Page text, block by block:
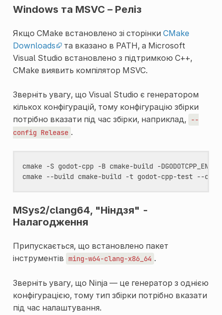
Windows та MSVC – Реліз
Якщо CMake встановлено зі сторінки CMake
Downloads
та вказано в PATH, а Microsoft
Visual Studio встановлено з підтримкою C++,
CMake виявить компілятор MSVC.
Зверніть увагу, що Visual Studio є генератором
кількох конфігурацій, тому конфігурацію збірки
потрібно вказати під час збірки, наприклад,
--
config Release .
cmake -S godot-cpp -B cmake-build
-
cmake --build cmake-build -t godot-cpp-test --
MSys2/clang64, "Ніндзя" -
Налагодження
Припускається, що встановлено пакет
інструментів ming-w64-clang-x86_64 .
Зверніть увагу, що Ninja — це генератор з однією
конфігурацією, тому тип збірки потрібно вказати
під час налаштування.